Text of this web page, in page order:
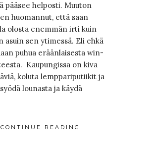
pääsee helposti. Muuton
huomannut, että saan
olosta enemmän irti kuin
asuin sen ytimessä. Eli ehkä
puhua eräänlaisesta win-
Kaupungissa on kiva
koluta lemppariputiikit ja
lounasta ja käydä
CONTINUE READING